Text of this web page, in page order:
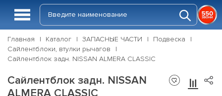
Главная Каталог ЗАПАСНЫЕ ЧАСТИ
Подвеска
Сайлентблоки, втулки рычагов
Сайлентблок задн. NISSAN ALMERA CLASSIC
Сайлентблок задн. NISSAN
ALMERA CLASSIC